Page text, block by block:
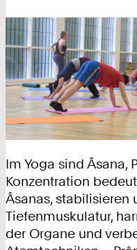
Im Yoga sind Âsana,
Konzentration
Âsanas,
Tiefenmuskulatur,
der Organe und